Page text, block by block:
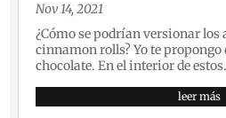
Nov 14, 2021
¿Cómo se podrían versionar
cinnamon rolls? Yo te propongo
chocolate. En el interior de
leer más